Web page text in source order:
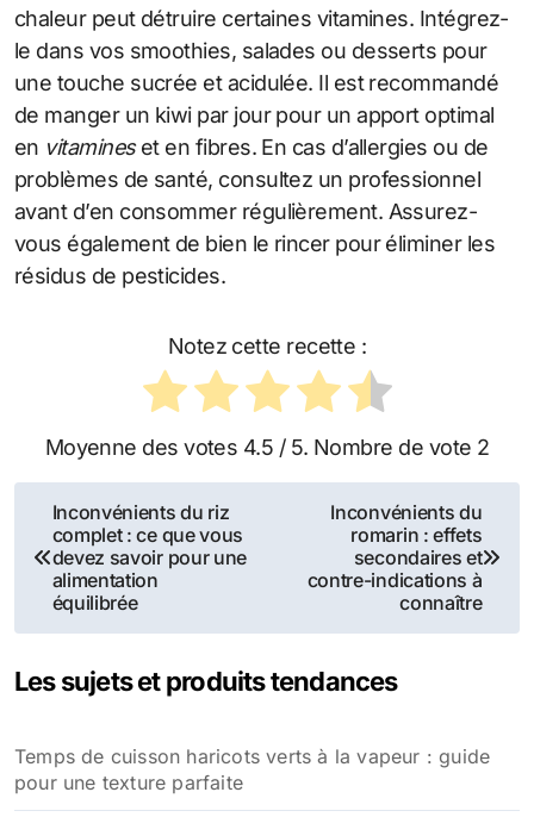
chaleur peut détruire certaines vitamines. Intégrez-
le dans vos smoothies, salades ou desserts pour
une touche sucrée et acidulée. Il est recommandé
de manger un kiwi par jour pour un apport optimal
en vitamineset en fibres. En cas d’allergies ou de
problèmes de santé, consultez un professionnel
avant d’en consommer régulièrement. Assurez-
vous également de bien le rincer pour éliminer les
résidus de pesticides.
Notez cette recette :
Moyenne des votes 4.5 / 5. Nombre de vote 2
Navigation
de
l’article
Inconvénients du riz
complet : ce que vous
devez savoir pour une
alimentation
équilibrée
Inconvénients du
romarin : effets
secondaires et
contre-indications à
connaître
Les sujets et produits tendances
Temps de cuisson haricots verts à la vapeur : guide
pour une texture parfaite